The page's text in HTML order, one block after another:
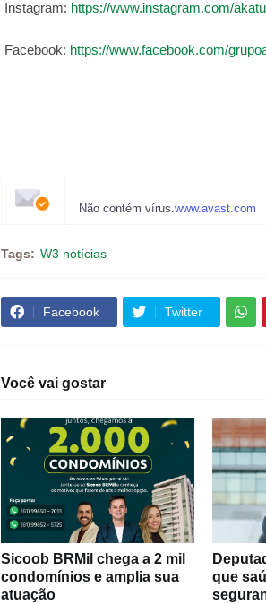
Instagram: https://www.instagram.com/
Facebook: https://www.facebook.com/
Não contém vírus.www.avast.com
Tags: W3 notícias
Facebook Twitter
Você vai gostar
Sicoob BRMil chega a 2 mil
condomínios e amplia sua
atuação
que